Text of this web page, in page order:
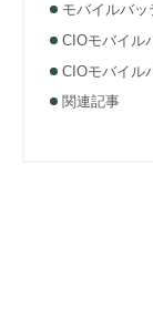
モバイルバ
CIOモバイル
CIOモバイル
関連記事